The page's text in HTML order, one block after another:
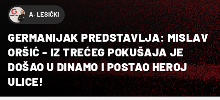
A. LESIČKI
GERMANIJAK PREDSTAVLJA: MISLAV
ORŠIĆ - IZ TREĆEG POKUŠAJA JE
DOŠAO U DINAMO I POSTAO HEROJ
ULICE!